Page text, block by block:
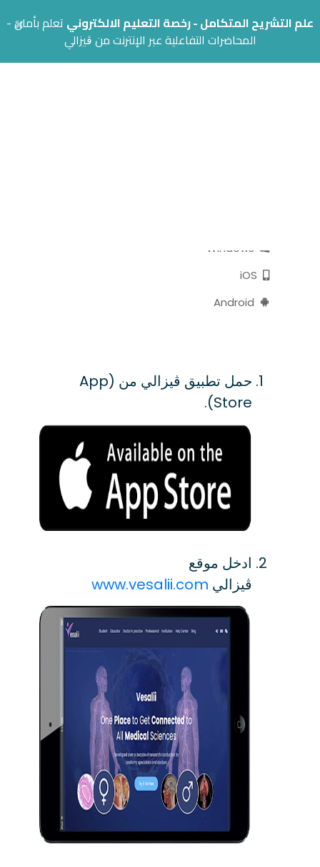
علم التشريح المتكامل - رخصة التعليم الالكتروني تعلم بأمان -
المحاضرات التفاعلية عبر الإنترنت من ڨيزالي
×
Windows
iOS
Android
حمل تطبيق ڨيزالي من (App
Store).
ادخل موقع
ڨيزالي www.vesalii.com